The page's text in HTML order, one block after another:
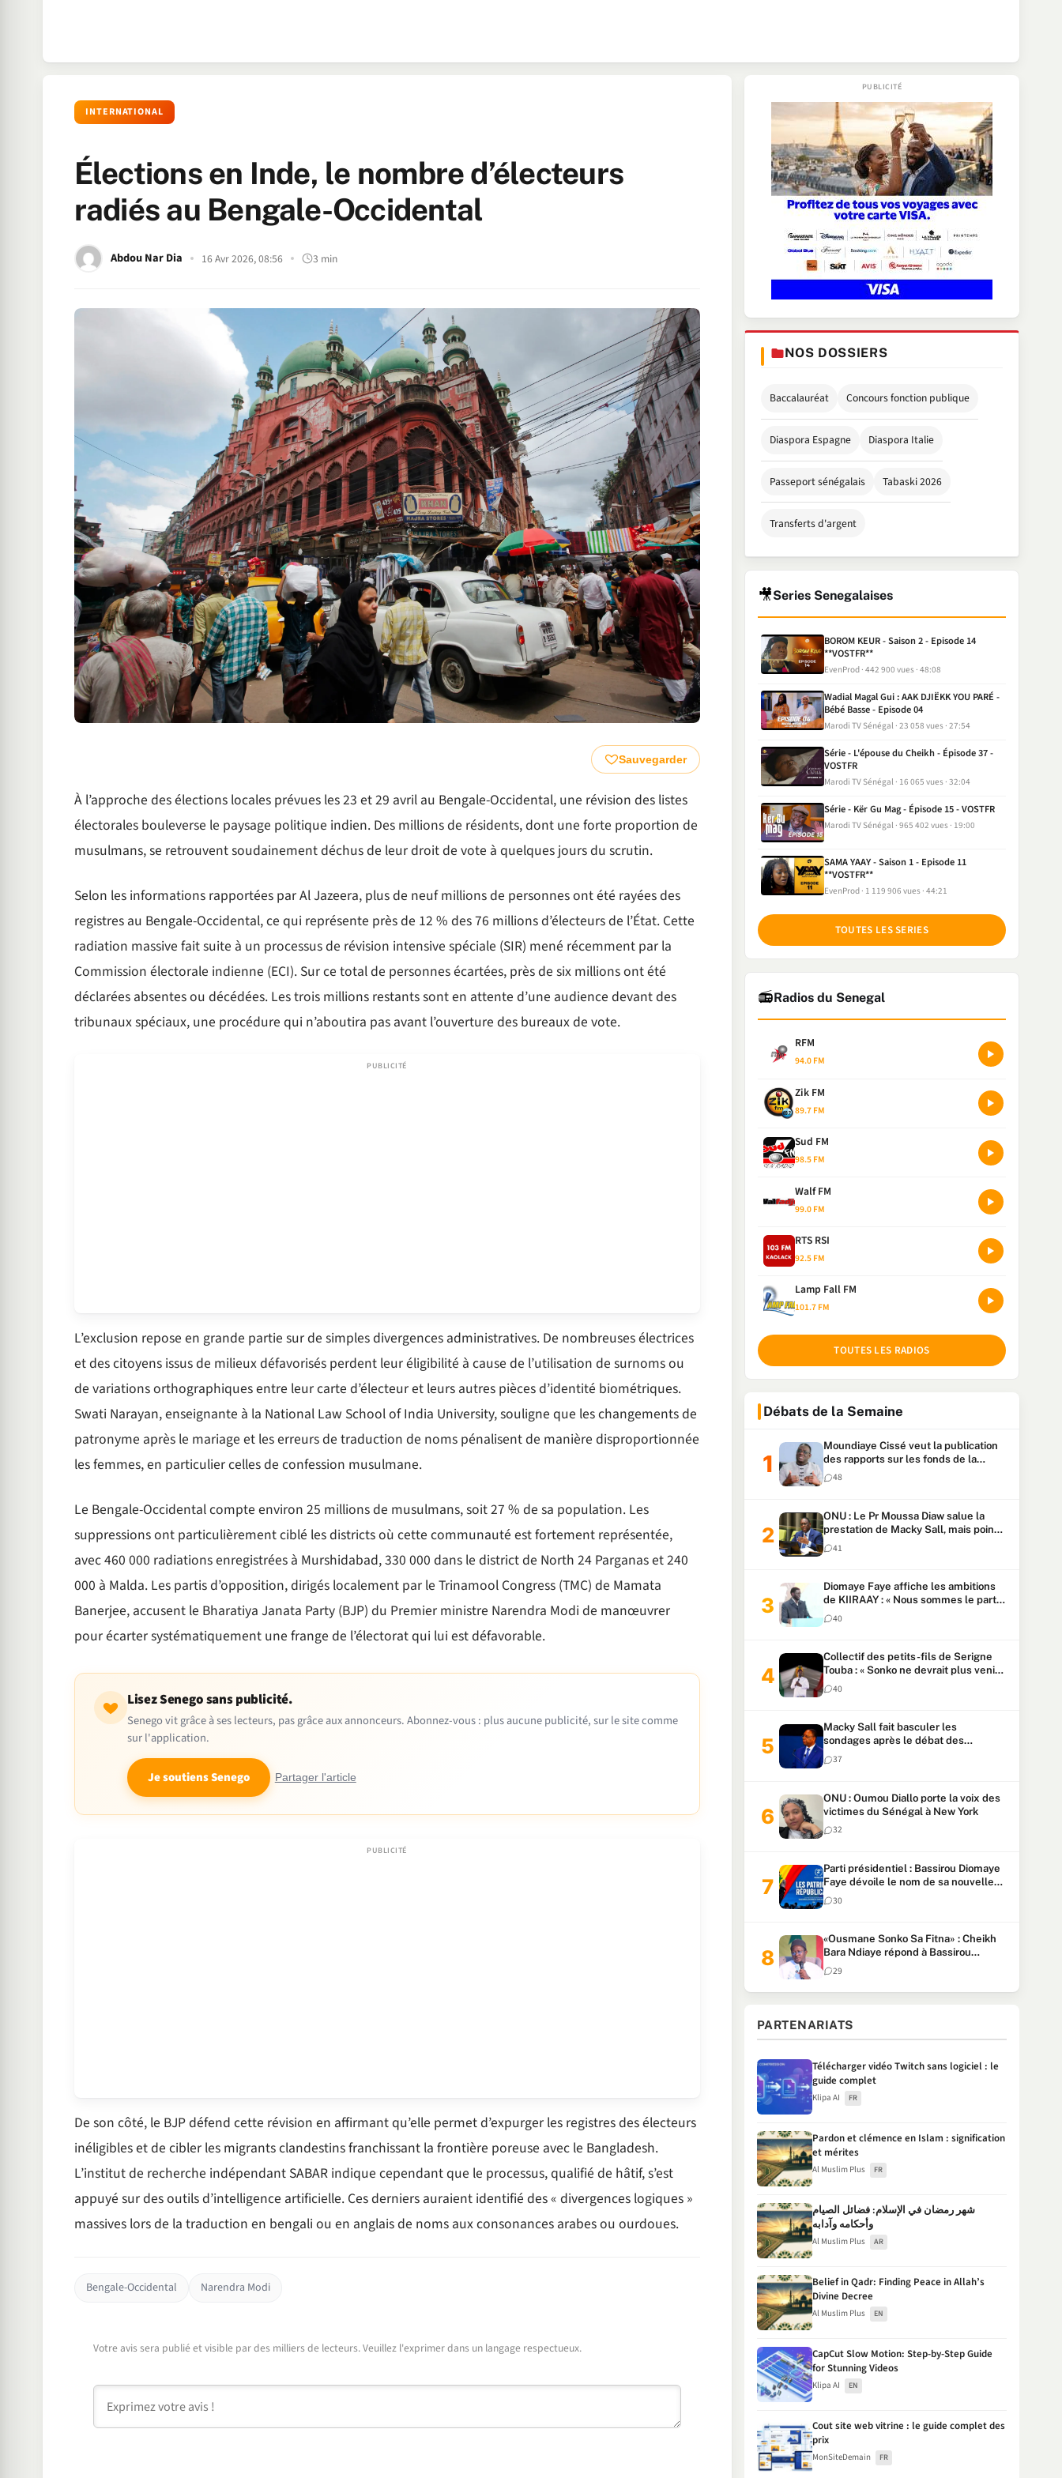
INTERNATIONAL
Élections en Inde, le nombre d’électeurs
radiés au Bengale-Occidental
Abdou Nar Dia 16 Avr 2026, 08:56 3 min
Sauvegarder
À l’approche des élections locales prévues les 23 et 29 avril au Bengale-Occidental, une révision des listes
électorales bouleverse le paysage politique indien. Des millions de résidents, dont une forte proportion de
musulmans, se retrouvent soudainement déchus de leur droit de vote à quelques jours du scrutin.
Selon les informations rapportées par Al Jazeera, plus de neuf millions de personnes ont été rayées des
registres au Bengale-Occidental, ce qui représente près de 12 % des 76 millions d’électeurs de l’État. Cette
radiation massive fait suite à un processus de révision intensive spéciale (SIR) mené récemment par la
Commission électorale indienne (ECI). Sur ce total de personnes écartées, près de six millions ont été
déclarées absentes ou décédées. Les trois millions restants sont en attente d’une audience devant des
tribunaux spéciaux, une procédure qui n’aboutira pas avant l’ouverture des bureaux de vote.
L’exclusion repose en grande partie sur de simples divergences administratives. De nombreuses électrices
et des citoyens issus de milieux défavorisés perdent leur éligibilité à cause de l’utilisation de surnoms ou
de variations orthographiques entre leur carte d’électeur et leurs autres pièces d’identité biométriques.
Swati Narayan, enseignante à la National Law School of India University, souligne que les changements de
patronyme après le mariage et les erreurs de traduction de noms pénalisent de manière disproportionnée
les femmes, en particulier celles de confession musulmane.
Le Bengale-Occidental compte environ 25 millions de musulmans, soit 27 % de sa population. Les
suppressions ont particulièrement ciblé les districts où cette communauté est fortement représentée,
avec 460 000 radiations enregistrées à Murshidabad, 330 000 dans le district de North 24 Parganas et 240
000 à Malda. Les partis d’opposition, dirigés localement par le Trinamool Congress (TMC) de Mamata
Banerjee, accusent le Bharatiya Janata Party (BJP) du Premier ministre Narendra Modi de manœuvrer
pour écarter systématiquement une frange de l’électorat qui lui est défavorable.
Lisez Senego sans publicité.
Senego vit grâce à ses lecteurs, pas grâce aux annonceurs. Abonnez-vous : plus aucune publicité, sur le site comme
sur l'application.
Je soutiens Senego Partager l'article
De son côté, le BJP défend cette révision en affirmant qu’elle permet d’expurger les registres des électeurs
inéligibles et de cibler les migrants clandestins franchissant la frontière poreuse avec le Bangladesh.
L’institut de recherche indépendant SABAR indique cependant que le processus, qualifié de hâtif, s’est
appuyé sur des outils d’intelligence artificielle. Ces derniers auraient identifié des « divergences logiques »
massives lors de la traduction en bengali ou en anglais de noms aux consonances arabes ou ourdoues.
Bengale-Occidental Narendra Modi
Votre avis sera publié et visible par des milliers de lecteurs. Veuillez l'exprimer dans un langage respectueux.
Commentaire
NOS DOSSIERS
Baccalauréat Concours fonction publique
Diaspora Espagne Diaspora Italie
Passeport sénégalais Tabaski 2026
Transferts d'argent
🎥Series Senegalaises
BOROM KEUR - Saison 2 - Episode 14
**VOSTFR**
EvenProd 442 900 vues 48:08
Wadial Magal Gui : AAK DJIËKK YOU PARÉ -
Bébé Basse - Episode 04
Marodi TV Sénégal 23 058 vues 27:54
Série - L'épouse du Cheikh - Épisode 37 -
VOSTFR
Marodi TV Sénégal 16 065 vues 32:04
Série - Kër Gu Mag - Épisode 15 - VOSTFR
Marodi TV Sénégal 965 402 vues 19:00
SAMA YAAY - Saison 1 - Episode 11
**VOSTFR**
EvenProd 1 119 906 vues 44:21
TOUTES LES SERIES
📻Radios du Senegal
RFM
94.0 FM
Zik FM
89.7 FM
Sud FM
98.5 FM
Walf FM
99.0 FM
RTS RSI
92.5 FM
Lamp Fall FM
101.7 FM
TOUTES LES RADIOS
Débats de la Semaine
Moundiaye Cissé veut la publication
des rapports sur les fonds de la
Primature et l’Assemblée avant une
loi sur les fonds de la Présidence
48
ONU : Le Pr Moussa Diaw salue la
prestation de Macky Sall, mais pointe
son anglais comme handicap
41
Diomaye Faye affiche les ambitions
de KIIRAAY : « Nous sommes le parti
majoritaire »
40
Collectif des petits-fils de Serigne
Touba : « Sonko ne devrait plus venir
à Touba », déclare le porte-parole
après les propos sur l’argent sale
40
Macky Sall fait basculer les
sondages après le débat des
candidats à l’ONU
37
ONU : Oumou Diallo porte la voix des
victimes du Sénégal à New York
32
Parti présidentiel : Bassirou Diomaye
Faye dévoile le nom de sa nouvelle
formation, « KIIRAAY »
30
«Ousmane Sonko Sa Fitna» : Cheikh
Bara Ndiaye répond à Bassirou
Diomaye Faye (Senego TV)
29
PARTENARIATS
Télécharger vidéo Twitch sans logiciel : le
guide complet
Klipa AI FR
Pardon et clémence en Islam : signification
et mérites
Al Muslim Plus FR
شهر رمضان في الإسلام: فضائل الصيام
وأحكامه وآدابه
Al Muslim Plus AR
Belief in Qadr: Finding Peace in Allah’s
Divine Decree
Al Muslim Plus EN
CapCut Slow Motion: Step-by-Step Guide
for Stunning Videos
Klipa AI EN
Cout site web vitrine : le guide complet des
prix
MonSiteDemain FR